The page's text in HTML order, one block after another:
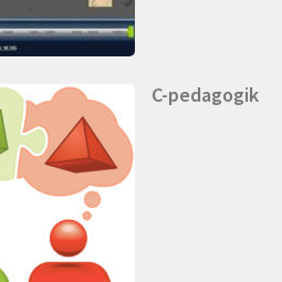
C-pedagogik